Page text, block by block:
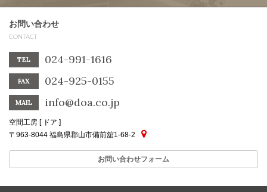
お問い合わせ
CONTACT
TEL 024-991-1616
FAX 024-925-0155
MAIL info@doa.co.jp
空間工房 [ ドア ]
〒963-8044 福島県郡山市備前舘1-68-2
お問い合わせフォーム